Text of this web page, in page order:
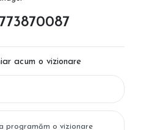
acum o vizionare